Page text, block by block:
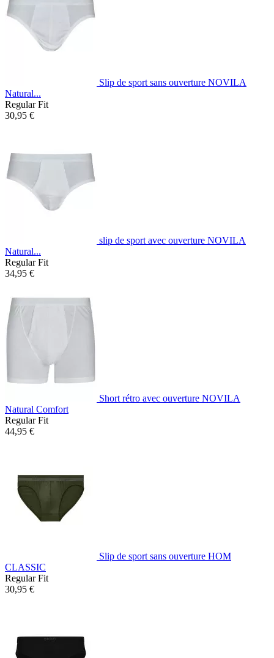
Slip de sport sans ouverture NOVILA
Natural...
Regular Fit
30,95 €
slip de sport avec ouverture NOVILA
Natural...
Regular Fit
34,95 €
Short rétro avec ouverture NOVILA
Natural Comfort
Regular Fit
44,95 €
Slip de sport sans ouverture HOM
CLASSIC
Regular Fit
30,95 €